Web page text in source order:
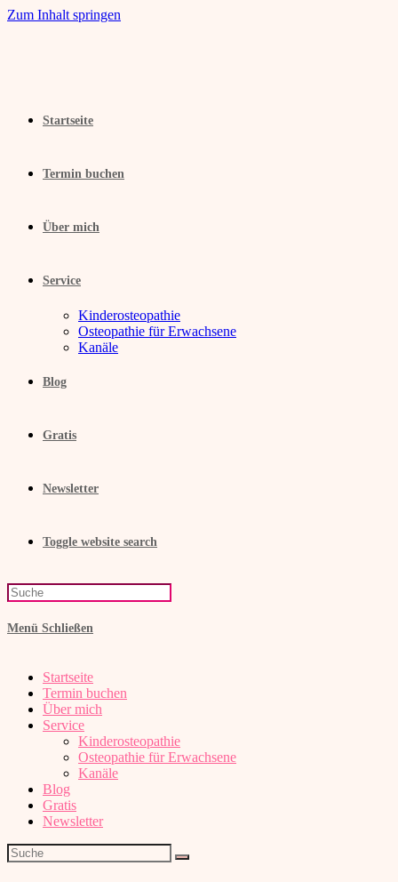
Zum Inhalt springen
Startseite
Termin buchen
Über mich
Service
Kinderosteopathie
Osteopathie für Erwachsene
Kanäle
Blog
Gratis
Newsletter
Toggle website search
Menü Schließen
Startseite
Termin buchen
Über mich
Service
Kinderosteopathie
Osteopathie für Erwachsene
Kanäle
Blog
Gratis
Newsletter